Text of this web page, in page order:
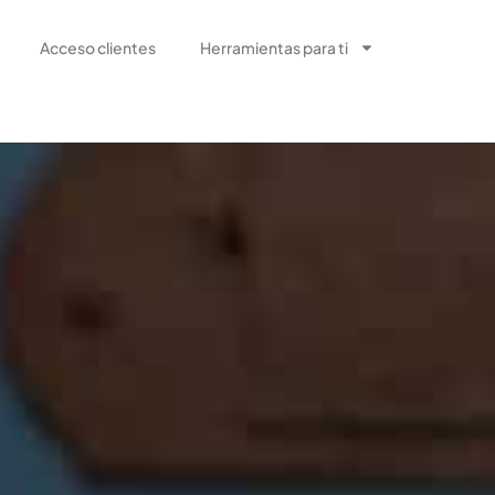
Acceso clientes Herramientas para ti